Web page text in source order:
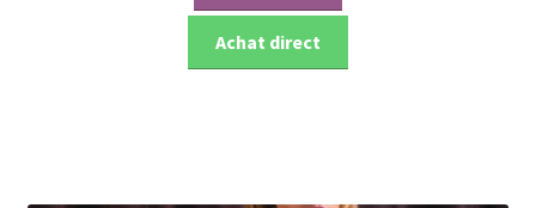
Achat direct